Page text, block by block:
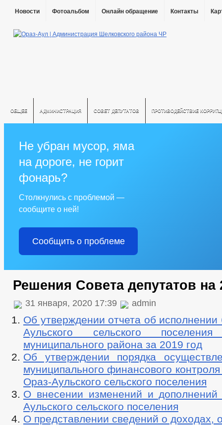
Новости Фотоальбом Онлайн обращение Контакты
ОБЩЕЕ АДМИНИСТРАЦИЯ СОВЕТ ДЕПУТАТОВ ПРОТИВОДЕЙСТВИЕ
Не убран мусор, яма
на дороге, не горит
фонарь?
Столкнулись с проблемой —
сообщите о ней!
Сообщить о проблеме
Решения Совета депутатов на
31 января, 2020 17:39 admin
Об утверждении отчета об
Аульского сельского поселения
муниципального района за 2019 год
Об утверждении порядка
муниципального финансового
Ораз-Аульского сельского поселения
О внесении изменений и
Аульского сельского поселения
О представлении сведений о доходах,